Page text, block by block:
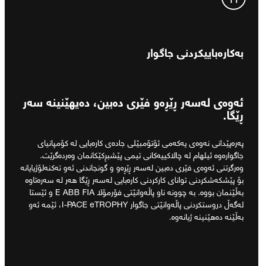
بەکارەباییکردنی جاگوار
ئەوەی لەسەر ڕێڕەو فێری دەبین، دەیهێنینە سەر
ڕێگا.
پەرەپێدانی نەوەی یەکەمی ئۆتۆمبێلی جادەی کارەبایی لە کۆمپانیای
جاگوارەوە ئیلهام لە چالاکییەکانی تیمی پێشبڕکێکانمان وەردەگرێت.
وەرگرتنی ئەوەی فێری دەبین لەسەر ڕێڕەو و گونجاندنی ئەو تەکنەلۆژیایانە
بۆ پێشکەشکردنی توانای کارکردنی کارەبایی لەسەر ڕێگا هەر لە سەرەتاوە
بەڵێنمان بووە. بە چوونە ناو پاڵەوانێتی فۆرمۆلا E ABB FIA و ئێستا
لەگەڵ دروستکردنی پاڵەوانێتی جاگوار I‐PACE eTROPHY، ئێمە ئەو
بەڵێنە دەهێنینە ژیانەوە.